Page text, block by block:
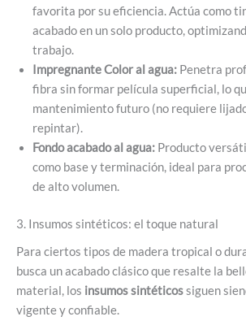
favorita por su eficiencia. Actúa como
acabado en un solo producto,
trabajo.
Impregnante Color al agua: Penetra
fibra sin formar película superficial, lo
mantenimiento futuro (no requiere
repintar).
Fondo acabado al agua: Producto
como base y terminación, ideal para
de alto volumen.
3. Insumos sintéticos: el toque natural
Para ciertos tipos de madera tropical o
busca un acabado clásico que resalte la
material, los insumos sintéticossiguen
vigente y confiable.